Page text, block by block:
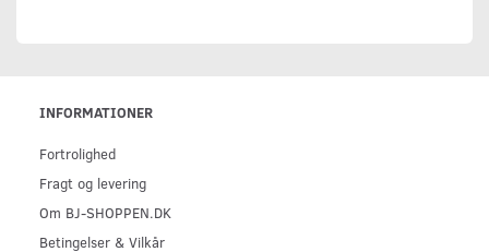
INFORMATIONER
Fortrolighed
Fragt og levering
Om BJ-SHOPPEN.DK
Betingelser & Vilkår